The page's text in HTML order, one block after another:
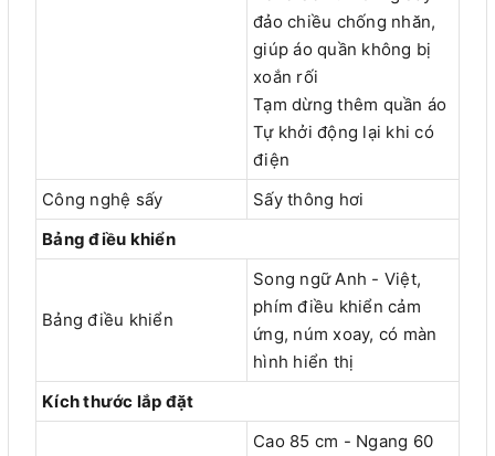
đảo chiều chống nhăn,
giúp áo quần không bị
xoắn rối
Tạm dừng thêm quần áo
Tự khởi động lại khi có
điện
Công nghệ sấy
Sấy thông hơi
Bảng điều khiển
Bảng điều khiển
Song ngữ Anh - Việt,
phím điều khiển cảm
ứng, núm xoay, có màn
hình hiển thị
Kích thước lắp đặt
Cao 85 cm - Ngang 60